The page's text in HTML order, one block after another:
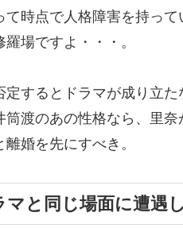
て時点で人格障害を持っ
羅場ですよ・・・。
定するとドラマが成り立
筒渡のあの性格なら、里
離婚を先にすべき。
マと同じ場面に遭遇